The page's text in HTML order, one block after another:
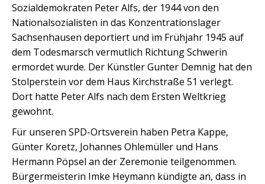
Sozialdemokraten Peter Alfs, der 1944 von den
Nationalsozialisten in das Konzentrationslager
Sachsenhausen deportiert und im Frühjahr 1945 auf
dem Todesmarsch vermutlich Richtung Schwerin
ermordet wurde. Der Künstler Gunter Demnig hat den
Stolperstein vor dem Haus Kirchstraße 51 verlegt.
Dort hatte Peter Alfs nach dem Ersten Weltkrieg
gewohnt.
Für unseren SPD-Ortsverein haben Petra Kappe,
Günter Koretz, Johannes Ohlemüller und Hans
Hermann Pöpsel an der Zeremonie teilgenommen.
Bürgermeisterin Imke Heymann kündigte an, dass in